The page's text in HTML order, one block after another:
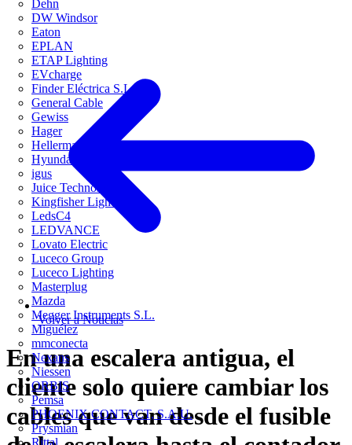
Dehn
DW Windsor
Eaton
EPLAN
ETAP Lighting
EVcharge
Finder Eléctrica S.L.U
General Cable
Gewiss
Hager
HellermannTyton
Hyundai Electric
igus
Juice Technology
Kingfisher Lighting
LedsC4
LEDVANCE
Lovato Electric
Luceco Group
Luceco Lighting
Masterplug
Mazda
Megger Instruments S.L.
Miguélez
mmconecta
Nexans
Niessen
ORBIS
Pemsa
PHOENIX CONTACT, S.A.U.
Prysmian
Rittal
Volver a Noticias
En una escalera antigua, el
cliente solo quiere cambiar los
cables que van desde el fusible